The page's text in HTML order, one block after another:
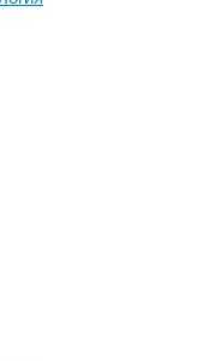
правда и
стран
ближе к
мы